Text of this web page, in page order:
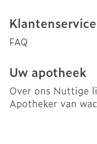
Klantenservice
FAQ
Uw apotheek
Over ons Nuttige
Apotheker van